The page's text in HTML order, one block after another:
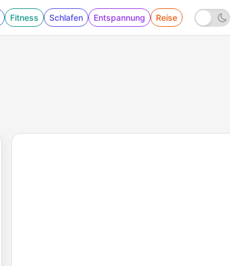
Fitness Schlafen Entspannung Reise